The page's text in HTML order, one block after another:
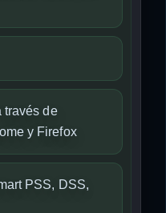
través de
y Firefox
PSS, DSS,